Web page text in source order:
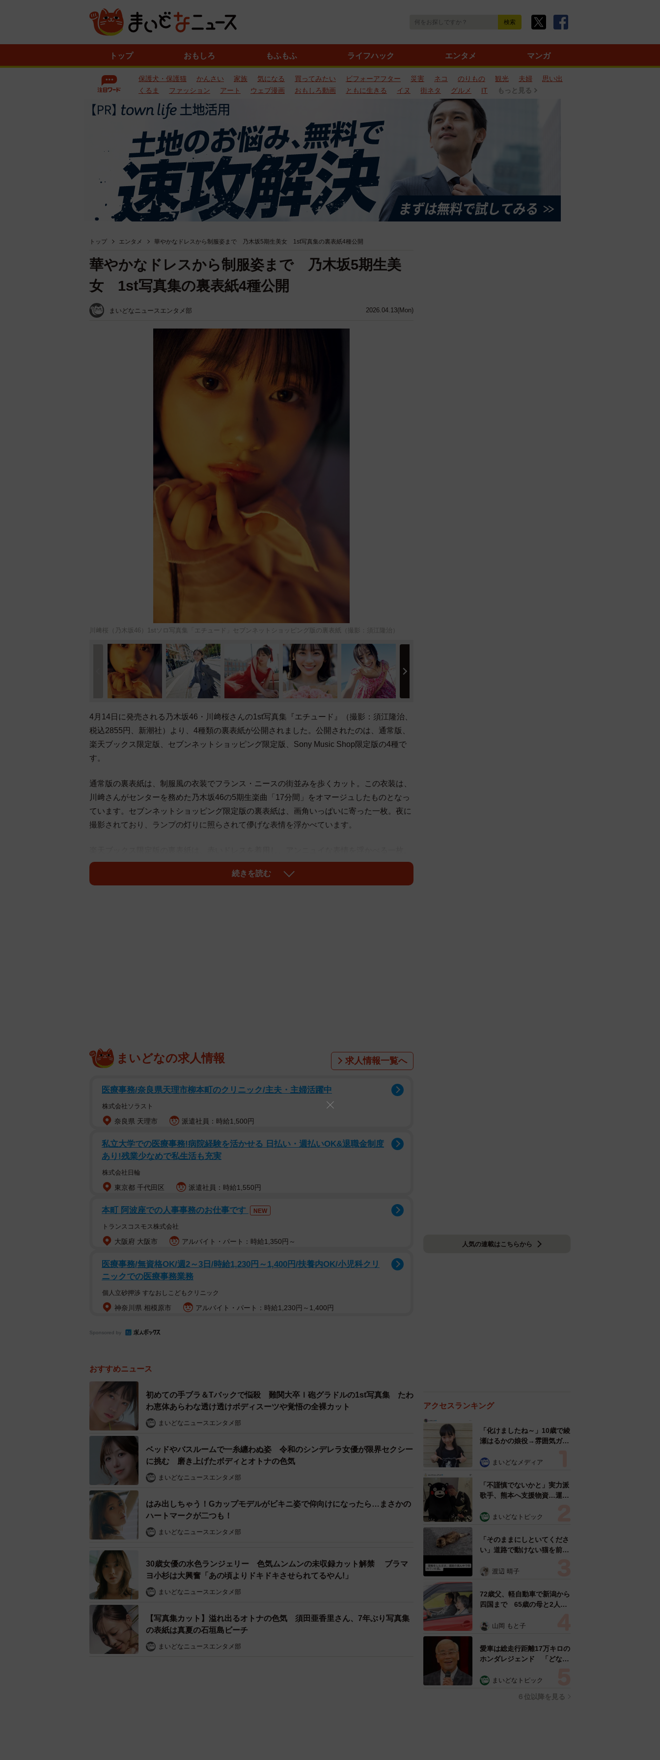
トップ おもしろ もふもふ ライフハック エンタメ マンガ
保護犬・保護猫 かんさい 家族 気になる 買ってみたい ビフォーアフター 災害 ネコ のりもの 観光 夫婦
思い出
くるま
ファッション アート ウェブ漫画 おもしろ動画 ともに生きる イヌ 街ネタ グルメ IT もっと見る
トップ エンタメ 華やかなドレスから制服姿まで 乃木坂5期生美女 1st写真集の裏表紙4種公開
2026.04.13(Mon)
華やかなドレスから制服姿まで 乃木坂5期生美
女 1st写真集の裏表紙4種公開
まいどなニュースエンタメ部
川﨑桜（乃木坂46）1stソロ写真集「エチュード」セブンネットショッピング版の裏表紙（撮影：須江隆治）
4月14日に発売される乃木坂46・川﨑桜さんの1st写真集『エチュード』（撮影：須江隆治、
税込2855円、新潮社）より、4種類の裏表紙が公開されました。公開されたのは、通常版、
楽天ブックス限定版、セブンネットショッピング限定版、Sony Music Shop限定版の4種で
す。
通常版の裏表紙は、制服風の衣装でフランス・ニースの街並みを歩くカット。この衣装は、
川﨑さんがセンターを務めた乃木坂46の5期生楽曲「17分間」をオマージュしたものとなっ
ています。セブンネットショッピング限定版の裏表紙は、画角いっぱいに寄った一枚。夜に
撮影されており、ランプの灯りに照らされて儚げな表情を浮かべています。
背景にはニースの観光名所であるマセナ広場が写っている。Sony Music Shop版の裏表紙
は、花束を胸に抱えて笑顔を浮かべる一枚。ニースの市場で撮影され、この日は色々な路面
【川﨑桜さんプロフィル】
2003年4月17日生まれ、神奈川県出身 2022年に5期生として乃木坂46に加入。2022年12月
めた。2023年3月には「世界フィギュアスケート選手権2023」（フジテレビ系）スペシャル
サポーターに就任。2023年3月29日の32ndシングル「人は夢を二度見る」で初の表題曲選抜
入りを果たし、以降連続して選抜メンバーとして活動。2023年10月1日からはNHKラジオ第
続きを読む
まいどなの求人情報 求人情報一覧へ
医療事務/奈良県天理市柳本町のクリニック/主夫・主婦活躍中
株式会社ソラスト
奈良県 天理市 派遣社員：時給1,500円
私立大学での医療事務!病院経験を活かせる 日払い・週払いOK&退職金制度
あり!残業少なめで私生活も充実
株式会社日輪
東京都 千代田区 派遣社員：時給1,550円
本町 阿波座での人事事務のお仕事です NEW
トランスコスモス株式会社
大阪府 大阪市 アルバイト・パート：時給1,350円～
医療事務/無資格OK/週2～3日/時給1,230円～1,400円/扶養内OK/小児科クリ
ニックでの医療事務業務
個人立砂押渉 すなおしこどもクリニック
神奈川県 相模原市 アルバイト・パート：時給1,230円～1,400円
Sponsored by
おすすめニュース
初めての手ブラ＆Tバックで悩殺 難関大卒Ｉ砲グラドルの1st写真集 たわ
わ恵体あらわな透け透けボディスーツや覚悟の全裸カット
まいどなニュースエンタメ部
ベッドやバスルームで一糸纏わぬ姿 令和のシンデレラ女優が限界セクシー
に挑む 磨き上げたボディとオトナの色気
まいどなニュースエンタメ部
はみ出しちゃう！Gカップモデルがビキニ姿で仰向けになったら…まさかの
ハートマークが二つも！
まいどなニュースエンタメ部
30歳女優の水色ランジェリー 色気ムンムンの未収録カット解禁 ブラマ
ヨ小杉は大興奮「あの頃よりドキドキさせられてるやん!」
まいどなニュースエンタメ部
【写真集カット】溢れ出るオトナの色気 須田亜香里さん、7年ぶり写真集
の表紙は真夏の石垣島ビーチ
まいどなニュースエンタメ部
人気の連載はこちらから
アクセスランキング
「化けましたね～」10歳で綾
瀬はるかの娘役→雰囲気ガラ
雰囲気が」「宝塚に入れそ
まいどなメディア
「不謹慎でないかと」実力派
歌手、熊本へ支援物資…運搬
めらい 「痛いほど伝わる」
まいどなトピック
「そのままにしといてくださ
い」道路で動けない猫を前に
ようとした4日間 「命の重
表の訴え
渡辺 晴子
72歳父、軽自動車で新潟から
四国まで 65歳の母と2人で
憩まで分刻み… 「大学生で
山岡 もと子
愛車は総走行距離17万キロの
ホンダレジェンド 「どなた
所漫才師が譲渡の意向
まいどなトピック
６位以降を見る